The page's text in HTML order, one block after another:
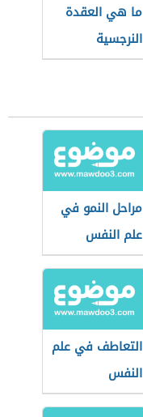
ما هي العقدة
النرجسية
مراحل النمو في
علم النفس
التعاطف في علم
النفس